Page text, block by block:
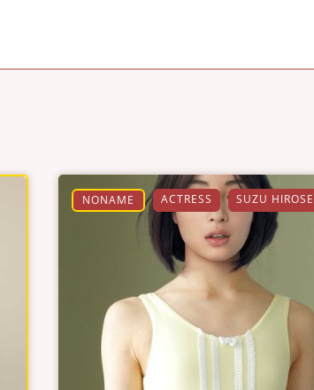
NONAME ACTRESS SUZU HIROSE